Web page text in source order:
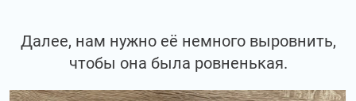
Далее, нам нужно её немного выровнить,
чтобы она была ровненькая.